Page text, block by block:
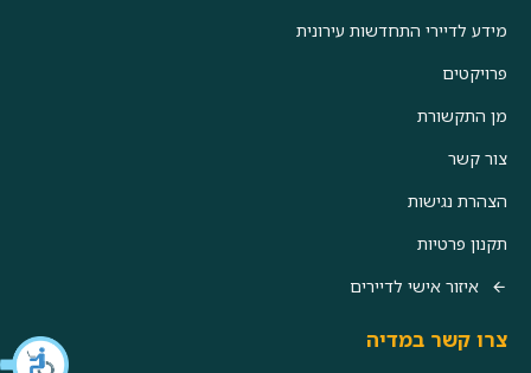
מידע לדיירי התחדשות עירונית
פרויקטים
מן התקשורת
צור קשר
הצהרת נגישות
תקנון פרטיות
איזור אישי לדיירים
צרו קשר במדיה